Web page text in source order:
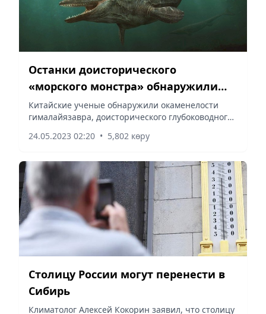
Останки доисторического
«морского монстра» обнаружили
высоко в горах
Китайские ученые обнаружили окаменелости
гималайязавра, доисторического глубоководного
уровнем моря в Тибетском автономном районе на
24.05.2023 02:20 • 5,802 көру
Столицу России могут перенести в
Сибирь
Климатолог Алексей Кокорин заявил, что столицу